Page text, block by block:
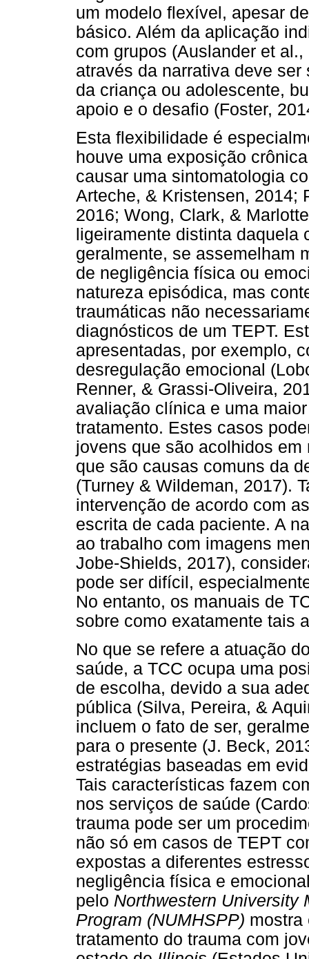
um modelo flexível, apesar
básico. Além da aplicação
com grupos (Auslander et
através da narrativa deve
da criança ou adolescente,
apoio e o desafio (Foster,
Esta flexibilidade é
houve uma exposição
causar uma sintomatologia
Arteche, & Kristensen, 2014;
2016; Wong, Clark, &
ligeiramente distinta
geralmente, se assemelham
de negligência física ou
natureza episódica, mas
traumáticas não
diagnósticos de um TEPT.
apresentadas, por exemplo,
desregulação emocional
Renner, & Grassi-Oliveira,
avaliação clínica e uma
tratamento. Estes casos
jovens que são acolhidos
que são causas comuns da
(Turney & Wildeman, 2017).
intervenção de acordo com
escrita de cada paciente. A
ao trabalho com imagens
Jobe-Shields, 2017),
pode ser difícil,
No entanto, os manuais de
sobre como exatamente tais
No que se refere a atuação
saúde, a TCC ocupa uma
de escolha, devido a sua
pública (Silva, Pereira, &
incluem o fato de ser,
para o presente (J. Beck,
estratégias baseadas em
Tais características fazem
nos serviços de saúde
trauma pode ser um
não só em casos de TEPT
expostas a diferentes
negligência física e
pelo Northwestern University
Program (NUMHSPP) mostra
tratamento do trauma com